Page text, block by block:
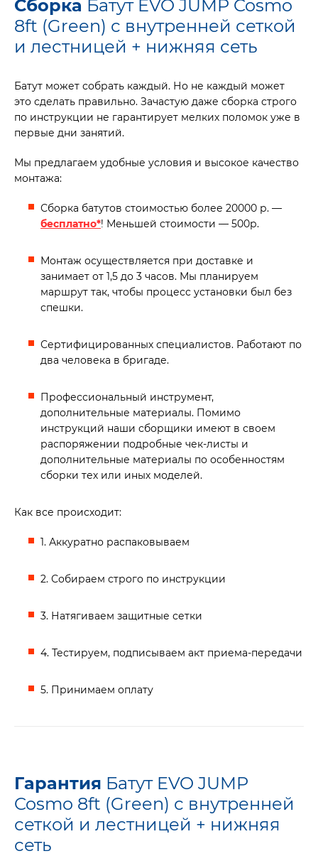
Сборка Батут EVO JUMP Cosmo
8ft (Green) с внутренней сеткой
и лестницей + нижняя сеть
Батут может собрать каждый. Но не каждый может
это сделать правильно. Зачастую даже сборка строго
по инструкции не гарантирует мелких поломок уже в
первые дни занятий.
Мы предлагаем удобные условия и высокое качество
монтажа:
Сборка батутов стоимостью более 20000 р. —
бесплатно*! Меньшей стоимости — 500р.
Монтаж осуществляется при доставке и
занимает от 1,5 до 3 часов. Мы планируем
маршрут так, чтобы процесс установки был без
спешки.
Сертифицированных специалистов. Работают по
два человека в бригаде.
Профессиональный инструмент,
дополнительные материалы. Помимо
инструкций наши сборщики имеют в своем
распоряжении подробные чек-листы и
дополнительные материалы по особенностям
сборки тех или иных моделей.
Как все происходит:
1. Аккуратно распаковываем
2. Собираем строго по инструкции
3. Натягиваем защитные сетки
4. Тестируем, подписываем акт приема-передачи
5. Принимаем оплату
Гарантия Батут EVO JUMP
Cosmo 8ft (Green) с внутренней
сеткой и лестницей + нижняя
сеть